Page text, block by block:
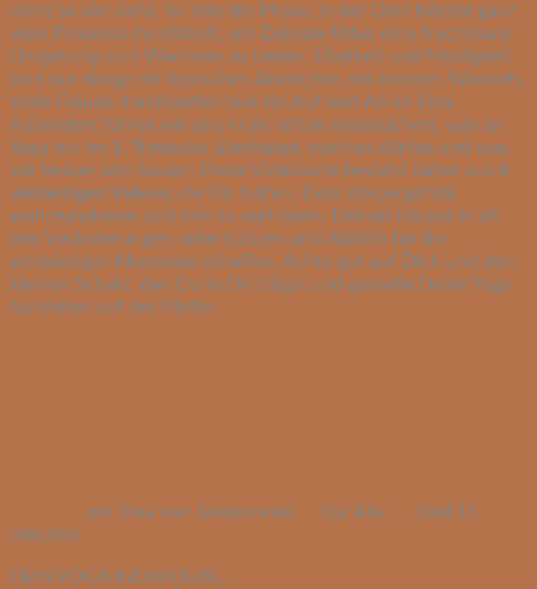
nicht so viel sieht, ist dies die Phase, in der Dein Körper ganz
viele Prozesse durchläuft, um Deinem Fötus eine fruchtbare
Umgebung zum Wachsen zu bieten. Übelkeit und Müdigkeit
sind nur einige der typischen Anzeichen des inneren Wandels.
Viele Frauen durchlaufen nun ein Auf und Ab an Elan.
Außerdem fühlen wir uns nicht selten verunsichert, was an
Yoga wir im 1. Trimester überhaupt machen dürfen und was
wir besser sein lassen. Diese Videoserie besteht daher aus 6
vielseitigen Videos, die Dir helfen, Dein Körpergefühl
wahrzunehmen und ihm zu vertrauen, Deinen Körper in all
den Veränderungen unterstützen und Abhilfe für die
schwierigen Momente schaffen. Achte gut auf Dich und den
kleinen Schatz, den Du in Dir trägst und genieße Deine Yoga
Auszeiten auf der Matte.
mit Tina von Jakubowski Für Alle
3std 15
minuten
DEIN YOGA INDIVIDUAL.